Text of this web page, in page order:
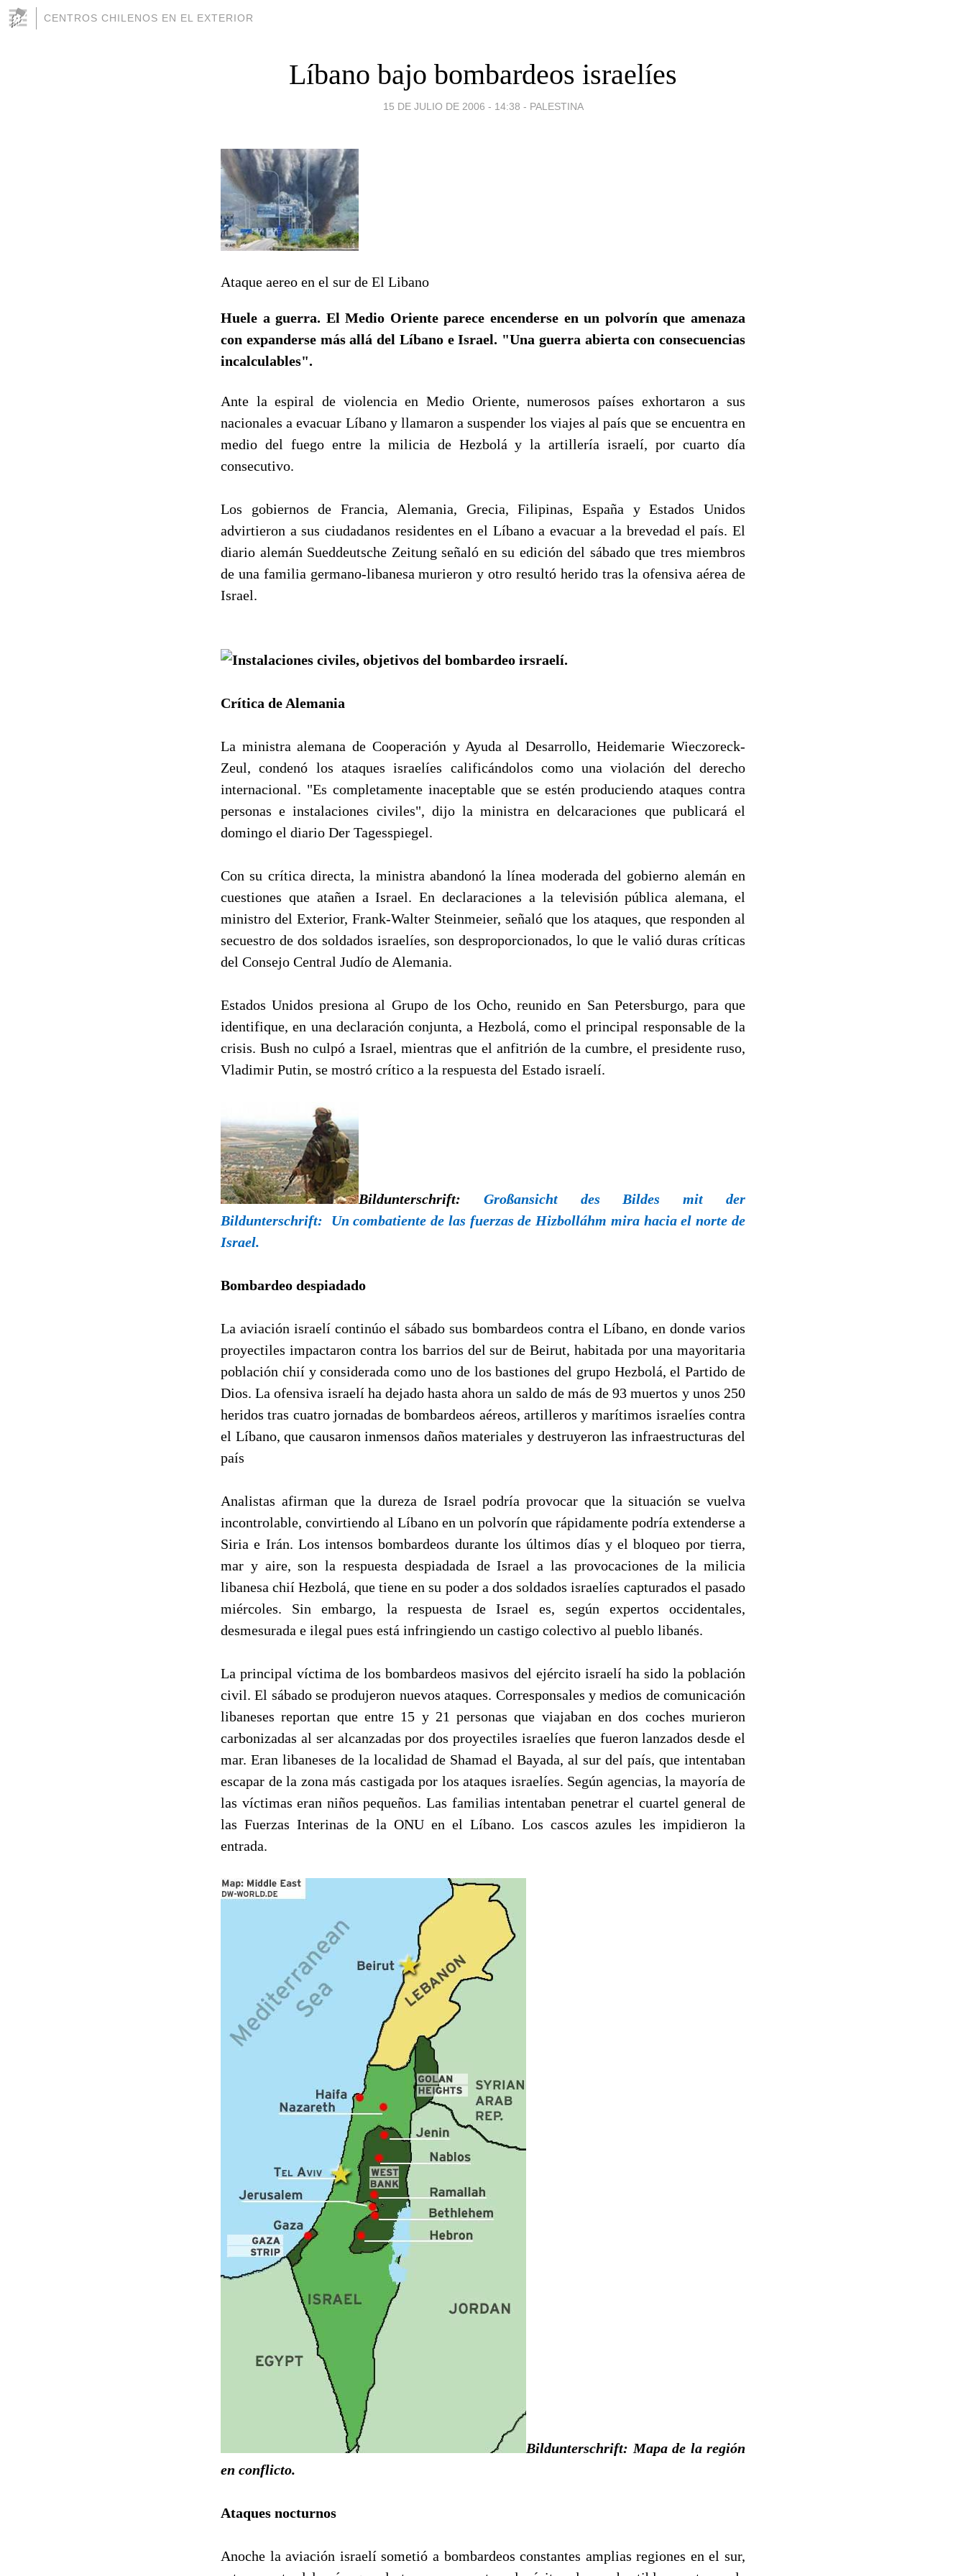
CENTROS CHILENOS EN EL EXTERIOR
Líbano bajo bombardeos israelíes
15 DE JULIO DE 2006 - 14:38 - PALESTINA
Ataque aereo en el sur de El Libano
Huele a guerra. El Medio Oriente parece encenderse en un polvorín que amenaza
con expanderse más allá del Líbano e Israel. "Una guerra abierta con consecuencias
incalculables".
Ante la espiral de violencia en Medio Oriente, numerosos países exhortaron a sus
nacionales a evacuar Líbano y llamaron a suspender los viajes al país que se encuentra en
medio del fuego entre la milicia de Hezbolá y la artillería israelí, por cuarto día
consecutivo.
Los gobiernos de Francia, Alemania, Grecia, Filipinas, España y Estados Unidos
advirtieron a sus ciudadanos residentes en el Líbano a evacuar a la brevedad el país. El
diario alemán Sueddeutsche Zeitung señaló en su edición del sábado que tres miembros
de una familia germano-libanesa murieron y otro resultó herido tras la ofensiva aérea de
Israel.
Crítica de Alemania
La ministra alemana de Cooperación y Ayuda al Desarrollo, Heidemarie Wieczoreck-
Zeul, condenó los ataques israelíes calificándolos como una violación del derecho
internacional. "Es completamente inaceptable que se estén produciendo ataques contra
personas e instalaciones civiles", dijo la ministra en delcaraciones que publicará el
domingo el diario Der Tagesspiegel.
Con su crítica directa, la ministra abandonó la línea moderada del gobierno alemán en
cuestiones que atañen a Israel. En declaraciones a la televisión pública alemana, el
ministro del Exterior, Frank-Walter Steinmeier, señaló que los ataques, que responden al
secuestro de dos soldados israelíes, son desproporcionados, lo que le valió duras críticas
del Consejo Central Judío de Alemania.
Estados Unidos presiona al Grupo de los Ocho, reunido en San Petersburgo, para que
identifique, en una declaración conjunta, a Hezbolá, como el principal responsable de la
crisis. Bush no culpó a Israel, mientras que el anfitrión de la cumbre, el presidente ruso,
Vladimir Putin, se mostró crítico a la respuesta del Estado israelí.
Bildunterschrift: Großansicht des Bildes mit der
Bildunterschrift:
Un combatiente de las fuerzas de Hizbolláhm mira hacia el norte de
Israel.
Bombardeo despiadado
La aviación israelí continúo el sábado sus bombardeos contra el Líbano, en donde varios
proyectiles impactaron contra los barrios del sur de Beirut, habitada por una mayoritaria
población chií y considerada como uno de los bastiones del grupo Hezbolá, el Partido de
Dios. La ofensiva israelí ha dejado hasta ahora un saldo de más de 93 muertos y unos 250
heridos tras cuatro jornadas de bombardeos aéreos, artilleros y marítimos israelíes contra
el Líbano, que causaron inmensos daños materiales y destruyeron las infraestructuras del
país
Analistas afirman que la dureza de Israel podría provocar que la situación se vuelva
incontrolable, convirtiendo al Líbano en un polvorín que rápidamente podría extenderse a
Siria e Irán. Los intensos bombardeos durante los últimos días y el bloqueo por tierra,
mar y aire, son la respuesta despiadada de Israel a las provocaciones de la milicia
libanesa chií Hezbolá, que tiene en su poder a dos soldados israelíes capturados el pasado
miércoles. Sin embargo, la respuesta de Israel es, según expertos occidentales,
desmesurada e ilegal pues está infringiendo un castigo colectivo al pueblo libanés.
La principal víctima de los bombardeos masivos del ejército israelí ha sido la población
civil. El sábado se produjeron nuevos ataques. Corresponsales y medios de comunicación
libaneses reportan que entre 15 y 21 personas que viajaban en dos coches murieron
carbonizadas al ser alcanzadas por dos proyectiles israelíes que fueron lanzados desde el
mar. Eran libaneses de la localidad de Shamad el Bayada, al sur del país, que intentaban
escapar de la zona más castigada por los ataques israelíes. Según agencias, la mayoría de
las víctimas eran niños pequeños. Las familias intentaban penetrar el cuartel general de
las Fuerzas Interinas de la ONU en el Líbano. Los cascos azules les impidieron la
entrada.
Bildunterschrift: Mapa de la región
en conflicto.
Ataques nocturnos
Anoche la aviación israelí sometió a bombardeos constantes amplias regiones en el sur,